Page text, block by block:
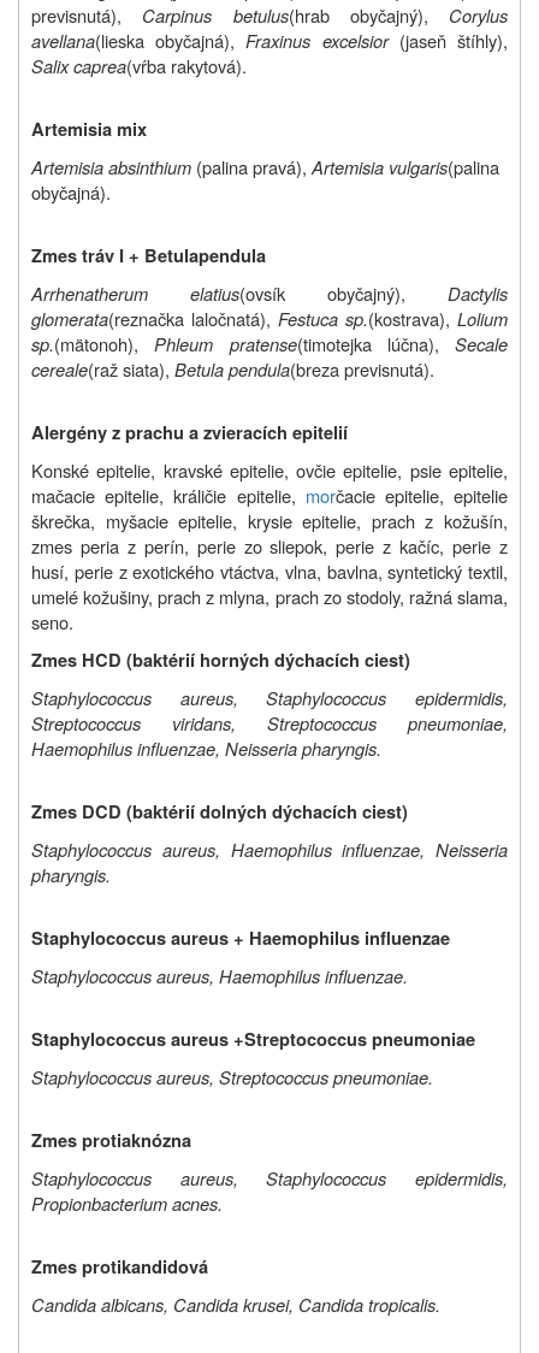
previsnutá),
Carpinus betulus(hrab obyčajný),
Corylus
avellana(lieska obyčajná), Fraxinus excelsior (jaseň štíhly),
Salix caprea(vŕba rakytová).
Artemisia mix
Artemisia absinthium (palina pravá), Artemisia vulgaris(palina
obyčajná).
Zmes tráv I + Betulapendula
Arrhenatherum elatius(ovsík obyčajný),
Dactylis
glomerata(reznačka laločnatá), Festuca sp.(kostrava), Lolium
sp.(mätonoh), Phleum pratense(timotejka lúčna),
Secale
cereale(raž siata), Betula pendula(breza previsnutá).
Alergény z prachu a zvieracích epitelií
Konské epitelie, kravské epitelie, ovčie epitelie, psie epitelie,
mačacie epitelie, králičie epitelie, morčacie epitelie, epitelie
škrečka, myšacie epitelie, krysie epitelie, prach z kožušín,
zmes peria z perín, perie zo sliepok, perie z kačíc, perie z
husí, perie z exotického vtáctva, vlna, bavlna, syntetický textil,
umelé kožušiny, prach z mlyna, prach zo stodoly, ražná slama,
seno.
Zmes HCD (baktérií horných dýchacích ciest)
Staphylococcus aureus, Staphylococcus epidermidis,
Streptococcus viridans, Streptococcus pneumoniae,
Haemophilus influenzae, Neisseria pharyngis.
Zmes DCD (baktérií dolných dýchacích ciest)
Staphylococcus aureus, Haemophilus influenzae, Neisseria
pharyngis.
Staphylococcus aureus + Haemophilus influenzae
Staphylococcus aureus, Haemophilus influenzae.
Staphylococcus aureus +Streptococcus pneumoniae
Staphylococcus aureus, Streptococcus pneumoniae.
Zmes protiaknózna
Staphylococcus aureus, Staphylococcus epidermidis,
Propionbacterium acnes.
Zmes protikandidová
Candida albicans, Candida krusei, Candida tropicalis.